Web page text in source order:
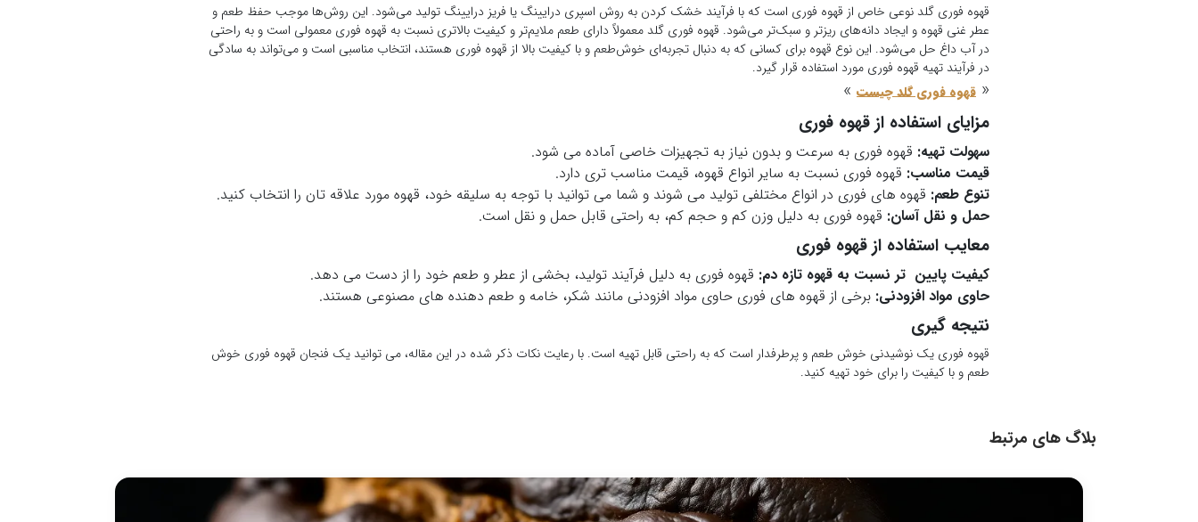
قهوه فوری گلد نوعی خاص از قهوه فوری است که با فرآیند خشک کردن به روش اسپری درایینگ یا فریز درایینگ تولید می‌شود. این روش‌ها موجب حفظ طعم و
عطر غنی قهوه و ایجاد دانه‌های ریزتر و سبک‌تر می‌شود. قهوه فوری گلد معمولاً دارای طعم ملایم‌تر و کیفیت بالاتری نسبت به قهوه فوری معمولی است و به راحتی
در آب داغ حل می‌شود. این نوع قهوه برای کسانی که به دنبال تجربه‌ای خوش‌طعم و با کیفیت بالا از قهوه فوری هستند، انتخاب مناسبی است و می‌تواند به سادگی
در فرآیند تهیه قهوه فوری مورد استفاده قرار گیرد.
« قهوه فوری گلد چیست »
مزایای استفاده از قهوه فوری
سهولت تهیه: قهوه فوری به سرعت و بدون نیاز به تجهیزات خاصی آماده می شود.
قیمت مناسب: قهوه فوری نسبت به سایر انواع قهوه، قیمت مناسب تری دارد.
تنوع طعم: قهوه های فوری در انواع مختلفی تولید می شوند و شما می توانید با توجه به سلیقه خود، قهوه مورد علاقه تان را انتخاب کنید.
حمل و نقل آسان: قهوه فوری به دلیل وزن کم و حجم کم، به راحتی قابل حمل و نقل است.
معایب استفاده از قهوه فوری
کیفیت پایین تر نسبت به قهوه تازه دم: قهوه فوری به دلیل فرآیند تولید، بخشی از عطر و طعم خود را از دست می دهد.
حاوی مواد افزودنی: برخی از قهوه های فوری حاوی مواد افزودنی مانند شکر، خامه و طعم دهنده های مصنوعی هستند.
نتیجه گیری
قهوه فوری یک نوشیدنی خوش طعم و پرطرفدار است که به راحتی قابل تهیه است. با رعایت نکات ذکر شده در این مقاله، می توانید یک فنجان قهوه فوری خوش
طعم و با کیفیت را برای خود تهیه کنید.
بلاگ های مرتبط